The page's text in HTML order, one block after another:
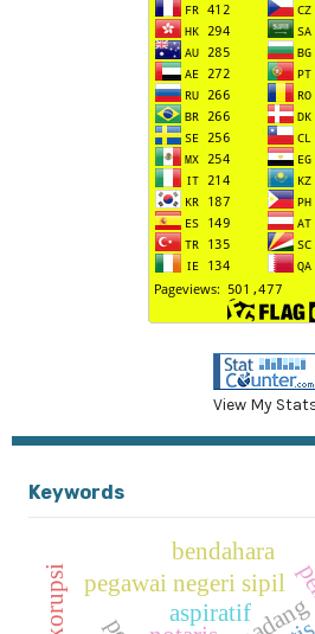
View My
Keywords
pegawai negeri sipil
aspiratif
bendahara